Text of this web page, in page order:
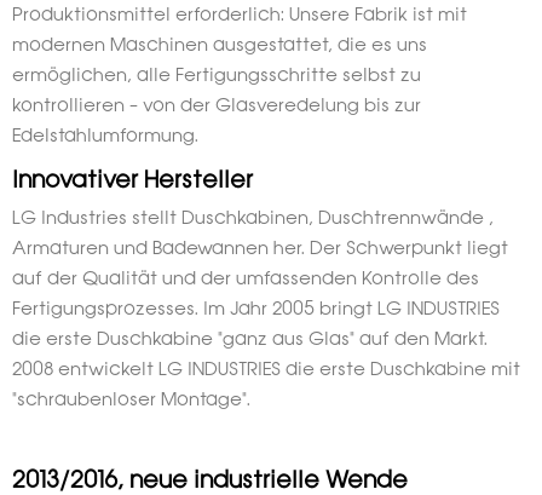
Produktionsmittel erforderlich: Unsere Fabrik ist mit
modernen Maschinen ausgestattet, die es uns
ermöglichen, alle Fertigungsschritte selbst zu
kontrollieren – von der Glasveredelung bis zur
Edelstahlumformung.
Innovativer Hersteller
LG Industries stellt Duschkabinen, Duschtrennwände ,
Armaturen und Badewannen her. Der Schwerpunkt liegt
auf der Qualität und der umfassenden Kontrolle des
Fertigungsprozesses. Im Jahr 2005 bringt LG INDUSTRIES
die erste Duschkabine "ganz aus Glas" auf den Markt.
2008 entwickelt LG INDUSTRIES die erste Duschkabine mit
"schraubenloser Montage".
2013/2016, neue industrielle Wende